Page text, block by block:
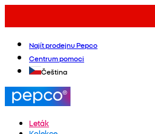
Najít prodejnu Pepco
Centrum pomoci
Čeština
Leták